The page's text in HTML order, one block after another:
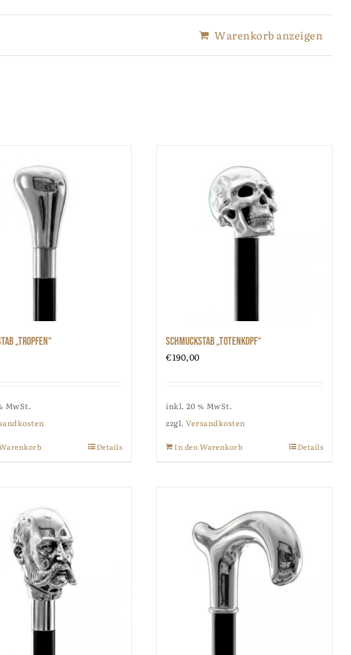
Warenkorb anzeigen
„Tropfen“
MwSt.
Details
Schmuckstab „Totenkopf“
€190,00
inkl. 20 % MwSt.
zzgl. Versandkosten
In den Warenkorb Details